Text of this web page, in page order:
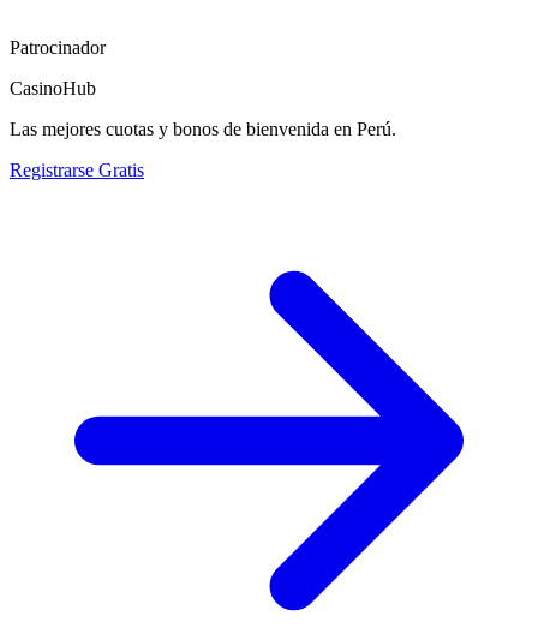
Patrocinador
CasinoHub
Las mejores cuotas y bonos de bienvenida en Perú.
Registrarse Gratis